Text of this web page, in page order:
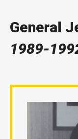
General
1989-